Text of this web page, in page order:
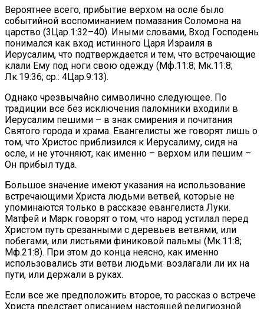
Вероятнее всего, прибытие верхом на осле было
событийной воспоминанием помазания Соломона на
царство (3Цар.1:32–40). Иными словами, Вход Господень
понимался как вход истинного Царя Израиля в
Иерусалим, что подтверждается и тем, что встречающие
клали Ему под ноги свою одежду (Мф.11:8; Мк.11:8;
Лк.19:36; ср.: 4Цар.9:13).
Однако чрезвычайно символично следующее. По
традиции все без исключения паломники входили в
Иерусалим пешими – в знак смирения и почитания
Святого города и храма. Евангелисты же говорят лишь о
том, что Христос приблизился к Иерусалиму, сидя на
осле, и не уточняют, как именно – верхом или пешим –
Он прибыл туда.
Большое значение имеют указания на использование
встречающими Христа людьми ветвей, которые не
упоминаются только в рассказе евангелиста Луки.
Матфей и Марк говорят о том, что народ устилал перед
Христом путь срезанными с деревьев ветвями, или
побегами, или листьями финиковой пальмы (Мк.11:8;
Мф.21:8). При этом до конца неясно, как именно
использовались эти ветви людьми: возлагали ли их на
пути, или держали в руках.
Если все же предположить второе, то рассказ о встрече
Христа предстает описанием настоящей религиозной